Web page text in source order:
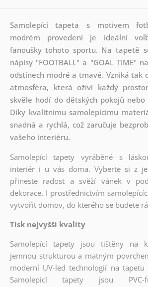
Samolepící tapeta s motivem
modrém provedení je ideální
fanoušky tohoto sportu. Na tapetě
nápisy "FOOTBALL" a "GOAL TIME"
odstínech modré a tmavé. Vzniká tak
atmosféra, která oživí každý
skvěle hodí do dětských pokojů
Díky kvalitnímu samolepícímu
snadná a rychlá, což zaručuje
vašeho interiéru.
Samolepící tapety vyráběné s
interiér i u vás doma. Vyberte si z
přineste radost a svěží vánek v
dekorace. I prostřednictvím
vytvořit domov, do kterého se budete
Tisk nejvyšší kvality
Samolepící tapety jsou tištěny na
jemnou strukturou a matným
moderní UV-led technologií na
Samolepicí tapety jsou PVC-